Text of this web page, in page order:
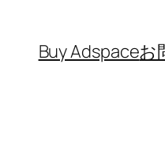
Buy Adspaceお